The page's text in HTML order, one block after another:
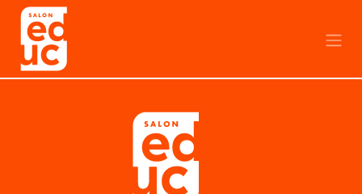
Se rendre au contenu